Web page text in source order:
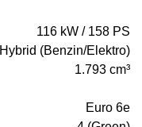
116 kW / 158 PS
Hybrid (Benzin/Elektro)
1.793 cm³
Euro 6e